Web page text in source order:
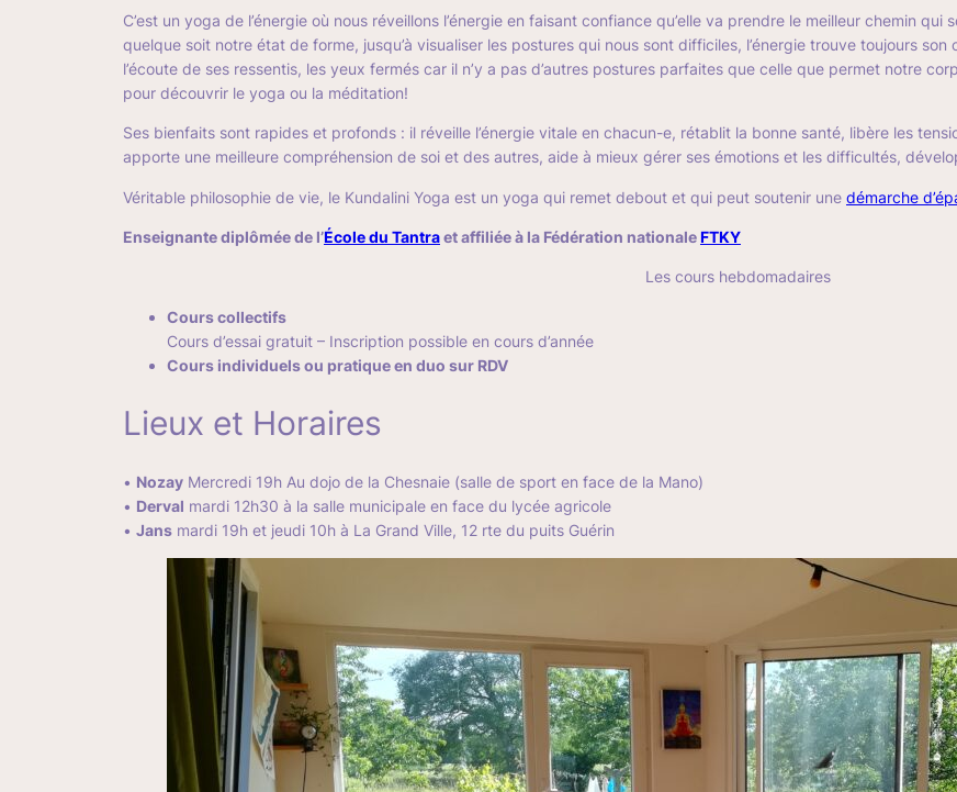
C’est un yoga de l’énergie où nous réveillons l’énergie en faisant confiance qu’elle va prendre le meilleur chemin
quelque soit notre état de forme, jusqu’à visualiser les postures qui nous sont difficiles, l’énergie trouve toujours
l’écoute de ses ressentis, les yeux fermés car il n’y a pas d’autres postures parfaites que celle que permet notre
pour découvrir le yoga ou la méditation!
Ses bienfaits sont rapides et profonds : il réveille l’énergie vitale en chacun-e, rétablit la bonne santé, libère les
apporte une meilleure compréhension de soi et des autres, aide à mieux gérer ses émotions et les difficultés,
Véritable philosophie de vie, le Kundalini Yoga est un yoga qui remet debout et qui peut soutenir une démarche
Enseignante diplômée de l’École du Tantraet affiliée à la Fédération nationaleFTKY
Les cours hebdomadaires
Cours collectifs
Cours d’essai gratuit – Inscription possible en cours d’année
Cours individuels ou pratique en duo sur RDV
Lieux et Horaires
• Nozay Mercredi 19h Au dojo de la Chesnaie (salle de sport en face de la Mano)
• Derval mardi 12h30 à la salle municipale en face du lycée agricole
• Jans mardi 19h et jeudi 10h à La Grand Ville, 12 rte du puits Guérin